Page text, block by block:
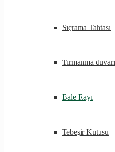
Sıçrama Tahtası
Tırmanma duvarı
Bale Rayı
Tebeşir Kutusu